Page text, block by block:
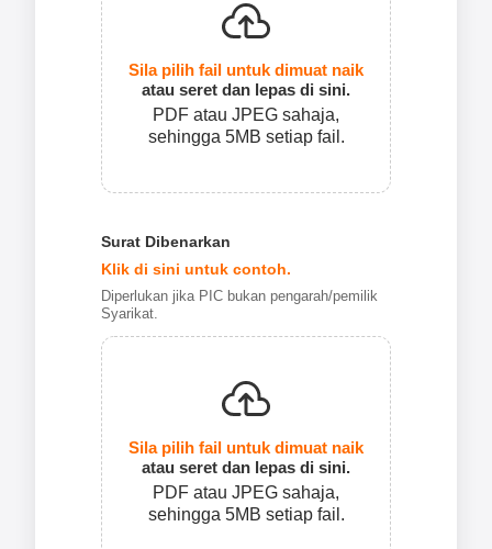
Sila pilih fail untuk dimuat naik
atau seret dan lepas di sini.
PDF atau JPEG sahaja,
sehingga 5MB setiap fail.
Surat Dibenarkan
Klik di sini untuk contoh.
Diperlukan jika PIC bukan pengarah/pemilik
Syarikat.
Sila pilih fail untuk dimuat naik
atau seret dan lepas di sini.
PDF atau JPEG sahaja,
sehingga 5MB setiap fail.